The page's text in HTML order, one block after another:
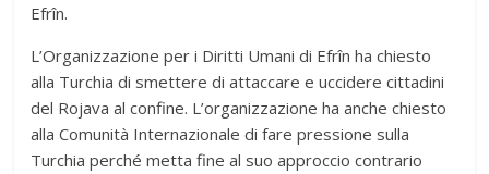
Efrîn.
L’Organizzazione per i Diritti Umani di Efrîn ha chiesto
alla Turchia di smettere di attaccare e uccidere cittadini
del Rojava al confine. L’organizzazione ha anche chiesto
alla Comunità Internazionale di fare pressione sulla
Turchia perché metta fine al suo approccio contrario